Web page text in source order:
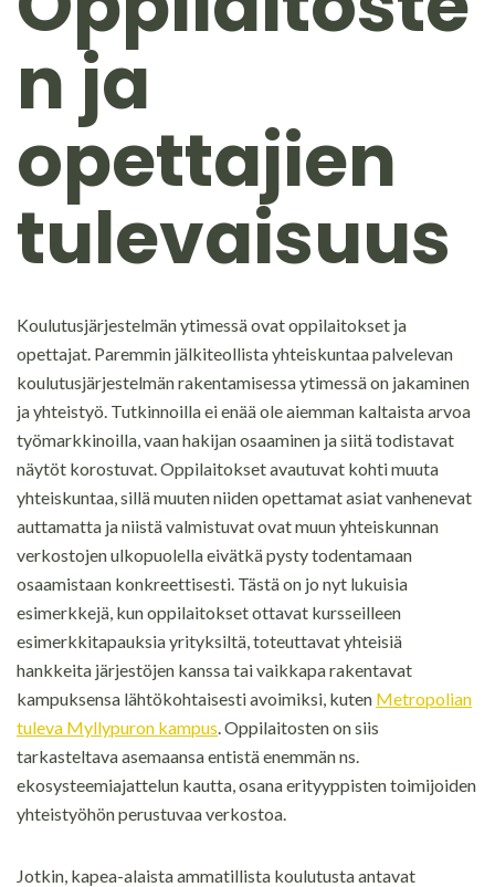
n ja
opettajien
tulevaisuus
Koulutusjärjestelmän ytimessä ovat oppilaitokset ja
opettajat. Paremmin jälkiteollista yhteiskuntaa palvelevan
koulutusjärjestelmän rakentamisessa ytimessä on jakaminen
ja yhteistyö. Tutkinnoilla ei enää ole aiemman kaltaista arvoa
työmarkkinoilla, vaan hakijan osaaminen ja siitä todistavat
näytöt korostuvat. Oppilaitokset avautuvat kohti muuta
yhteiskuntaa, sillä muuten niiden opettamat asiat vanhenevat
auttamatta ja niistä valmistuvat ovat muun yhteiskunnan
verkostojen ulkopuolella eivätkä pysty todentamaan
osaamistaan konkreettisesti. Tästä on jo nyt lukuisia
esimerkkejä, kun oppilaitokset ottavat kursseilleen
esimerkkitapauksia yrityksiltä, toteuttavat yhteisiä
hankkeita järjestöjen kanssa tai vaikkapa rakentavat
kampuksensa lähtökohtaisesti avoimiksi, kuten Metropolian
tuleva Myllypuron kampus . Oppilaitosten on siis
tarkasteltava asemaansa entistä enemmän ns.
ekosysteemiajattelun kautta, osana erityyppisten toimijoiden
yhteistyöhön perustuvaa verkostoa.
Jotkin, kapea-alaista ammatillista koulutusta antavat